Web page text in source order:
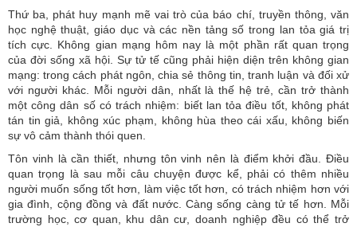
Thứ ba, phát huy mạnh mẽ vai trò của báo chí, truyền thông, văn
học nghệ thuật, giáo dục và các nền tảng số trong lan tỏa giá trị
tích cực. Không gian mạng hôm nay là một phần rất quan trọng
của đời sống xã hội. Sự tử tế cũng phải hiện diện trên không gian
mạng: trong cách phát ngôn, chia sẻ thông tin, tranh luận và đối xử
với người khác. Mỗi người dân, nhất là thế hệ trẻ, cần trở thành
một công dân số có trách nhiệm: biết lan tỏa điều tốt, không phát
tán tin giả, không xúc phạm, không hùa theo cái xấu, không biến
sự vô cảm thành thói quen.
Tôn vinh là cần thiết, nhưng tôn vinh nên là điểm khởi đầu. Điều
quan trọng là sau mỗi câu chuyện được kể, phải có thêm nhiều
người muốn sống tốt hơn, làm việc tốt hơn, có trách nhiệm hơn với
gia đình, cộng đồng và đất nước. Càng sống càng tử tế hơn. Mỗi
trường học, cơ quan, khu dân cư, doanh nghiệp đều có thể trở